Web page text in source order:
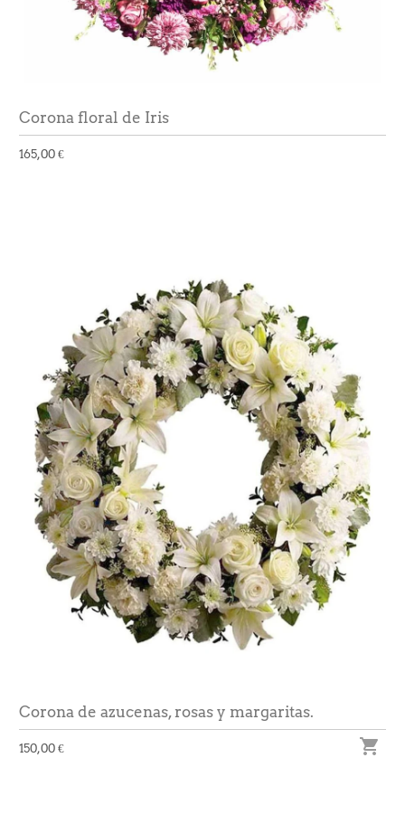
Corona floral de Iris
165,00 €
Corona de azucenas, rosas y margaritas.
150,00 € 